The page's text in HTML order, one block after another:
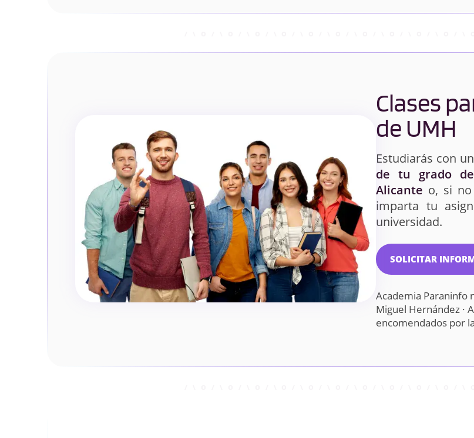
Clases
de UMH
Estudiarás con un
de tu grado
Alicante o, si
imparta tu
universidad.
SOLICITAR
Academia Paraninfo
Miguel Hernández ·
encomendados por